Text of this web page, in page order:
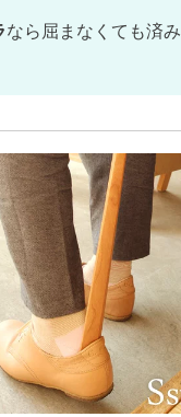
なら屈まなくても済み